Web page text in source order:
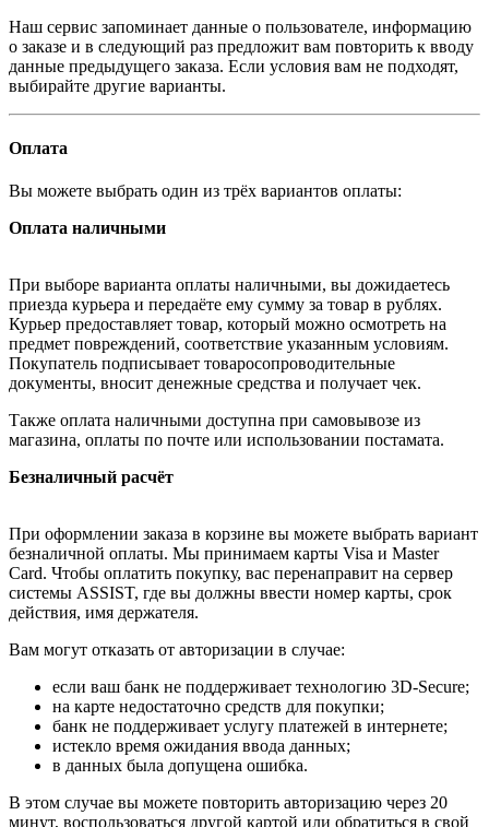
Наш сервис запоминает данные о пользователе, информацию
о заказе и в следующий раз предложит вам повторить к вводу
данные предыдущего заказа. Если условия вам не подходят,
выбирайте другие варианты.
Оплата
Вы можете выбрать один из трёх вариантов оплаты:
Оплата наличными
При выборе варианта оплаты наличными, вы дожидаетесь
приезда курьера и передаёте ему сумму за товар в рублях.
Курьер предоставляет товар, который можно осмотреть на
предмет повреждений, соответствие указанным условиям.
Покупатель подписывает товаросопроводительные
документы, вносит денежные средства и получает чек.
Также оплата наличными доступна при самовывозе из
магазина, оплаты по почте или использовании постамата.
Безналичный расчёт
При оформлении заказа в корзине вы можете выбрать вариант
безналичной оплаты. Мы принимаем карты Visa и Master
Card. Чтобы оплатить покупку, вас перенаправит на сервер
системы ASSIST, где вы должны ввести номер карты, срок
действия, имя держателя.
Вам могут отказать от авторизации в случае:
если ваш банк не поддерживает технологию 3D-Secure;
на карте недостаточно средств для покупки;
банк не поддерживает услугу платежей в интернете;
истекло время ожидания ввода данных;
в данных была допущена ошибка.
В этом случае вы можете повторить авторизацию через 20
минут, воспользоваться другой картой или обратиться в свой